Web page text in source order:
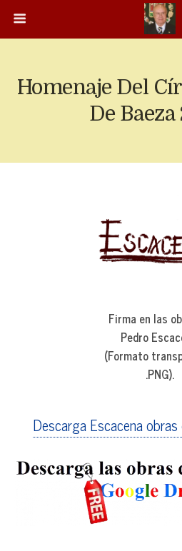
Homenaje Del
De
Firma en las
Pedro
(Formato
.PNG).
Descarga Escacena